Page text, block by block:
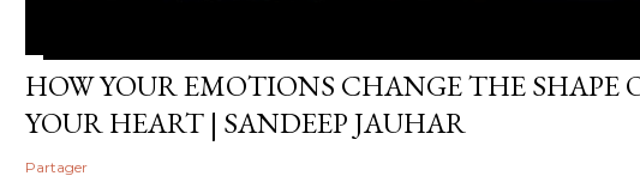
HOW YOUR EMOTIONS CHANGE THE SHAPE
YOUR HEART | SANDEEP JAUHAR
Partager